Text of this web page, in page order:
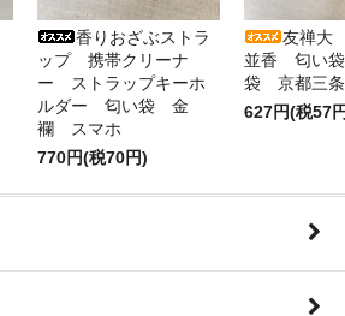
香りおざぶストラ
ップ 携帯クリーナ
ー ストラップキーホ
ルダー 匂い袋 金
襴 スマホ
770円(税70円)
友禅
並香 匂い
袋 京都三条
627円(税57